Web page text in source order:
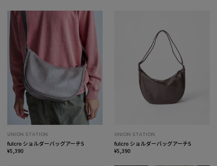
UNION STATION
fulcro ショルダーバッグアーチS
¥5,390
UNION STATION
fulcro ショルダーバッグアーチS
¥5,390